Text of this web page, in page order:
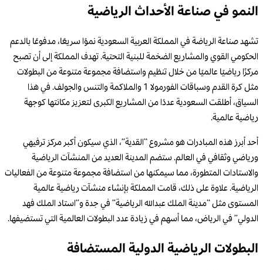
النمو في صناعة الأحداث الرياضية
تشهد صناعة الرياضة في المملكة العربية السعودية نموًا سريعًا، مدفوعًا بالدعم
الحكومي القوي والمشاريع الضخمة للبنية التحتية. تهدف المملكة إلى أن تصبح
مركزًا رياضيًا عالميًا من خلال تنظيم واستضافة مجموعة متنوعة من البطولات
مثل كرة القدم وسباقات الفورمولا 1 والملاكمة والتنس والجولف. في هذا
السياق، أطلقت السعودية عددًا من المشاريع الكبرى لتعزيز مكانتها كوجهة
رياضية عالمية.
أحد أبرز هذه المبادرات هو مشروع “القدية”، الذي سيكون أكبر مركز ترفيهي
ورياضي وثقافي في العالم. ستضم المدينة العديد من المنشآت الرياضية
والاستادات المتطورة، مما سيمكنها من استضافة مجموعة متنوعة من الفعاليات
الرياضية. علاوة على ذلك، قامت المملكة بإنشاء منشآت رياضية عالمية
المستوى مثل “مدينة الملك عبدالله الرياضية” في جدة و”استاد الملك فهد
الدولي” في الرياض، مما أسهم في زيادة عدد البطولات العالمية التي تستضيفها.
البطولات الرياضية الدولية المستضافة